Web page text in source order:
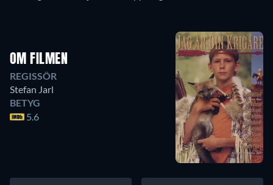
OM FILMEN
REGISSÖR
Stefan Jarl
BETYG
5.6